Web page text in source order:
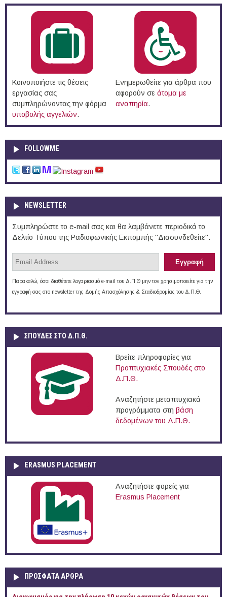
Κοινοποιήστε τις θέσεις
εργασίας σας
συμπληρώνοντας την φόρμα
υποβολής αγγελιών.
Ενημερωθείτε για άρθρα που
αφορούν σε άτομα με
αναπηρία.
FOLLOWME
NEWSLETTER
Συμπληρώστε το e-mail σας και θα λαμβάνετε περιοδικά το
Δελτίο Τύπου της Ραδιοφωνικής Εκπομπής "Διασυνδεθείτε".
Παρακαλώ, όσοι διαθέτετε λογαριασμό e-mail του Δ.Π.Θ μην τον χρησιμοποιείτε για την
εγγραφή σας στο newsletter της Δομής Απασχόλησης & Σταδιοδρομίας του Δ.Π.Θ.
ΣΠΟΥΔΈΣ ΣΤΟ Δ.Π.Θ.
Βρείτε πληροφορίες για
Προπτυχιακές Σπουδές στο
Δ.Π.Θ.
Αναζητήστε μεταπτυχιακά
προγράμματα στη βάση
δεδομένων του Δ.Π.Θ.
ERASMUS PLACEMENT
Αναζητήστε φορείς για
Erasmus Placement
ΠΡOΣΦΑΤΑ AΡΘΡΑ